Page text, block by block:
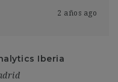
2 años ago
Iberia